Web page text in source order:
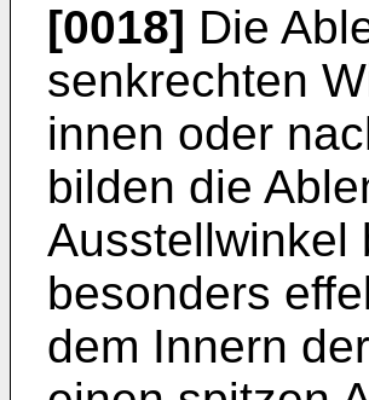
[0018] Die
senkrechten
innen oder
bilden die
Ausstellwinkel
besonders
dem Innern